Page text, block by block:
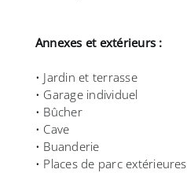
Annexes et extérieurs :
• Jardin et terrasse
• Garage individuel
• Bûcher
• Cave
• Buanderie
• Places de parc extérieures